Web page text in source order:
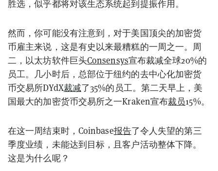
胜选，似乎都将对该生态系统起到提振作用。
然而，你可能没有注意到，对于美国顶尖的加密货
币雇主来说，这是有史以来最糟糕的一周之一。周
二，以太坊软件巨头Consensys宣布裁减全球20%的
员工。几小时后，总部位于纽约的去中心化加密货
币交易所DYdX裁减了35%的员工。第二天早上，美
国最大的加密货币交易所之一Kraken宣布裁员15%。
在这一周结束时，Coinbase报告了令人失望的第三
季度业绩，未能达到目标，且客户活动整体下降。
这是为什么呢？